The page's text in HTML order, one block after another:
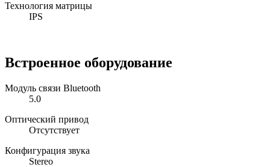
Технология матрицы
IPS
Встроенное оборудование
Модуль связи Bluetooth
5.0
Оптический привод
Отсутствует
Конфигурация звука
Stereo